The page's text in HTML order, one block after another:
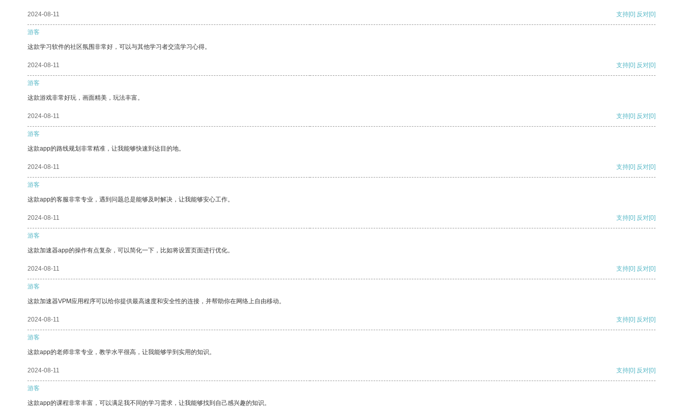
2024-08-11 支持[0] 反对[0]
游客
这款学习软件的社区氛围非常好，可以与其他学习者交流学习心得。
2024-08-11 支持[0] 反对[0]
游客
这款游戏非常好玩，画面精美，玩法丰富。
2024-08-11 支持[0] 反对[0]
游客
这款app的路线规划非常精准，让我能够快速到达目的地。
2024-08-11 支持[0] 反对[0]
游客
这款app的客服非常专业，遇到问题总是能够及时解决，让我能够安心工作。
2024-08-11 支持[0] 反对[0]
游客
这款加速器app的操作有点复杂，可以简化一下，比如将设置页面进行优化。
2024-08-11 支持[0] 反对[0]
游客
这款加速器VPM应用程序可以给你提供最高速度和安全性的连接，并帮助你在网络上自由移动。
2024-08-11 支持[0] 反对[0]
游客
这款app的老师非常专业，教学水平很高，让我能够学到实用的知识。
2024-08-11 支持[0] 反对[0]
游客
这款app的课程非常丰富，可以满足我不同的学习需求，让我能够找到自己感兴趣的知识。